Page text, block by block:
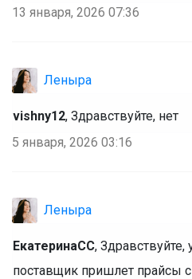
13 января, 2026 07:36
Леныра
vishny12, Здравствуйте, нет
5 января, 2026 03:16
Леныра
ЕкатеринаСС, Здравствуйте,
поставщик пришлет прайсы